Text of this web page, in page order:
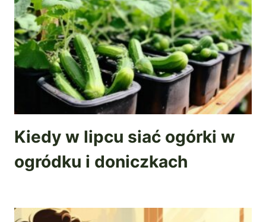
Kiedy w lipcu siać ogórki w
ogródku i doniczkach